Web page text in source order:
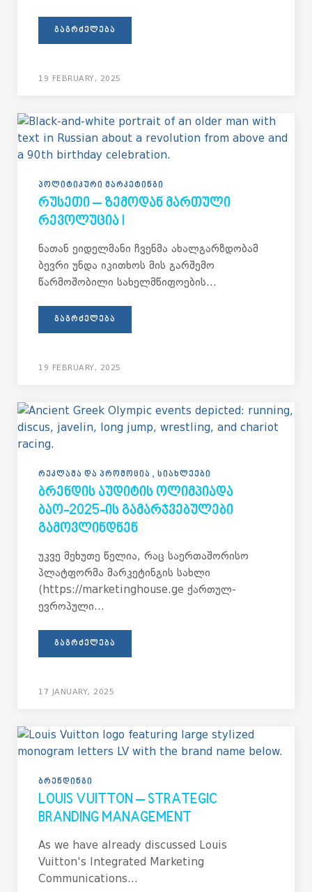
ᲒᲐᲒᲠᲫᲔᲚᲔᲑᲐ
19 FEBRUARY, 2025
ᲞᲝᲚᲘᲢᲘᲙᲣᲠᲘ ᲛᲐᲠᲙᲔᲢᲘᲜᲒᲘ
ᲠᲣᲡᲔᲗᲘ – ᲖᲔᲛᲝᲓᲐᲜ ᲛᲐᲠᲗᲣᲚᲘ
ᲠᲔᲕᲝᲚᲣᲪᲘᲐ I
ნათან ეიდელმანი ჩვენმა ახალგარზდობამ
ბევრი უნდა იკითხოს მის გარშემო
წარმოშობილი სახელმწიფოების...
ᲒᲐᲒᲠᲫᲔᲚᲔᲑᲐ
19 FEBRUARY, 2025
ᲠᲔᲙᲚᲐᲛᲐ ᲓᲐ ᲞᲠᲝᲛᲝᲪᲘᲐ ᲡᲘᲐᲮᲚᲔᲔᲑᲘ
ᲑᲠᲔᲜᲓᲘᲡ ᲐᲣᲓᲘᲢᲘᲡ ᲝᲚᲘᲛᲞᲘᲐᲓᲐ
ᲑᲐᲝ-2025-ᲘᲡ ᲒᲐᲛᲐᲠᲯᲕᲔᲑᲣᲚᲔᲑᲘ
ᲒᲐᲛᲝᲕᲚᲘᲜᲓᲜᲔᲜ
უკვე მეხუთე წელია, რაც საერთაშორისო
პლატფორმა მარკეტინგის სახლი
(https://marketinghouse.ge ქართულ-
ევროპული...
ᲒᲐᲒᲠᲫᲔᲚᲔᲑᲐ
17 JANUARY, 2025
ᲑᲠᲔᲜᲓᲘᲜᲒᲘ
LOUIS VUITTON – STRATEGIC
BRANDING MANAGEMENT
As we have already discussed Louis
Vuitton's Integrated Marketing
Communications...